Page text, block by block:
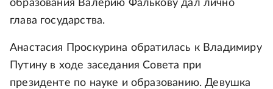
образования Валерию Фалькову дал лично
глава государства.
Анастасия Проскурина обратилась к Владимиру
Путину в ходе заседания Совета при
президенте по науке и образованию. Девушка